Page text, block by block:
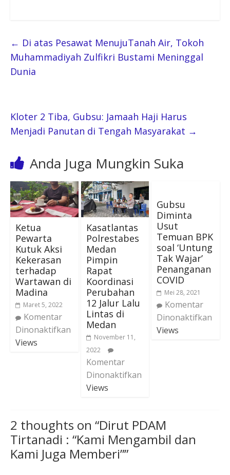
← Di atas Pesawat MenujuTanah Air, Tokoh
Muhammadiyah Zulfikri Bustami Meninggal
Dunia
Kloter 2 Tiba, Gubsu: Jamaah Haji Harus
Menjadi Panutan di Tengah Masyarakat →
Anda Juga Mungkin Suka
Ketua
Pewarta
Kutuk Aksi
Kekerasan
terhadap
Wartawan di
Madina
Maret 5, 2022
Komentar
Dinonaktifkan
Views
Kasatlantas
Polrestabes
Medan
Pimpin
Rapat
Koordinasi
Perubahan
12 Jalur Lalu
Lintas di
Medan
November 11,
2022
Komentar
Dinonaktifkan
Views
Gubsu
Diminta
Usut
Temuan BPK
soal ‘Untung
Tak Wajar’
Penanganan
COVID
Mei 28, 2021
Komentar
Dinonaktifkan
Views
2 thoughts on “Dirut PDAM
Tirtanadi : “Kami Mengambil dan
Kami Juga Memberi””